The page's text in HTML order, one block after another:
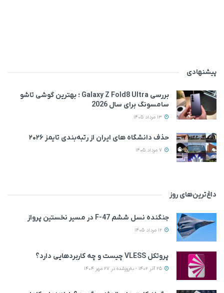
پیشنهادی
بررسی Galaxy Z Fold8 Ultra ؛ بهترین گوشی تاشو
سامسونگ برای سال 2026
حذف دانشگاه های ایران از رتبه‌بندی تایمز ۲۰۲۶
داغ‌ترین‌های روز
جنگنده نسل ششم F-47 در مسیر نخستین پرواز
پروتکل VLESS چیست و چه کاربردهایی دارد؟